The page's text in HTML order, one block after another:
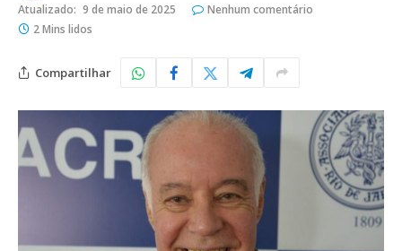
Atualizado: 9 de maio de 2025
Nenhum comentário
2 Mins lidos
Compartilhar